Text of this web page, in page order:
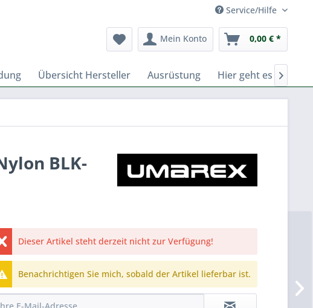
Service/Hilfe
Mein Konto 0,00 € *
Übersicht Hersteller Ausrüstung Hier geht es zu

BLK-
Dieser Artikel steht derzeit nicht zur Verfügung!
Benachrichtigen Sie mich, sobald der Artikel lieferbar ist.